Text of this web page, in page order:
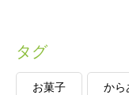
タグ
お菓子 から